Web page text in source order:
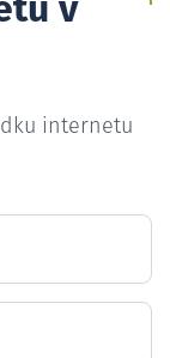
v
internetu